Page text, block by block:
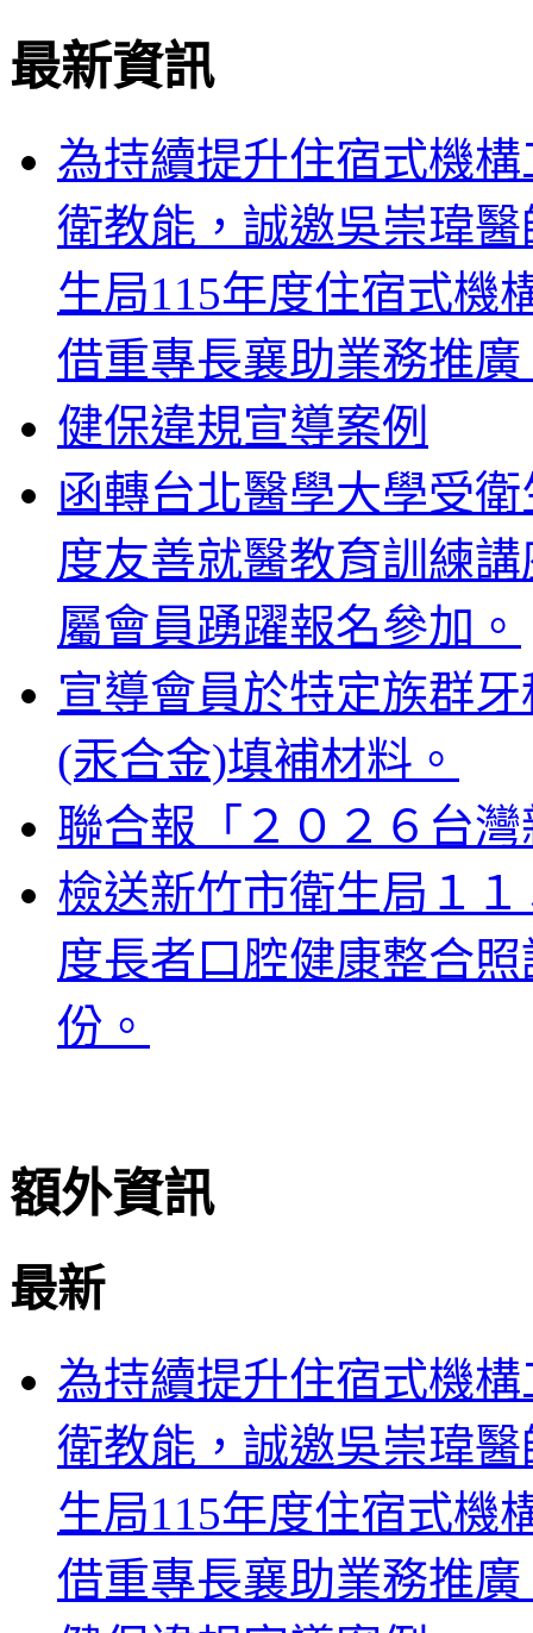
最新資訊
為持續提升住宿式機
衛教能，誠邀吳崇瑋
生局115年度住宿式機
借重專長襄助業務推廣
健保違規宣導案例
函轉台北醫學大學受
度友善就醫教育訓練
屬會員踴躍報名參加。
宣導會員於特定族群
(汞合金)填補材料。
聯合報「２０２６台
檢送新竹市衛生局１
度長者口腔健康整合
份。
額外資訊
最新
為持續提升住宿式機
衛教能，誠邀吳崇瑋
生局115年度住宿式機
借重專長襄助業務推廣